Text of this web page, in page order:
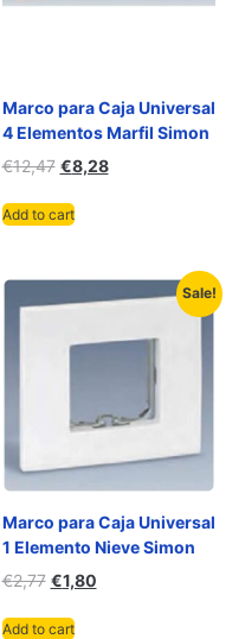
Marco para Caja Universal
4 Elementos Marfil Simon
€12,47 €8,28
Add to cart
Sale!
Marco para Caja Universal
1 Elemento Nieve Simon
€2,77 €1,80
Add to cart